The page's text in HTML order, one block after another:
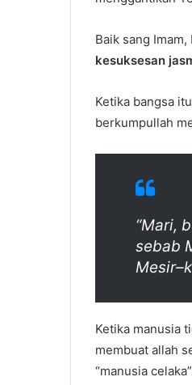
Baik sang
kesuksesan
Ketika bangsa
berkumpullah
“Mari,
sebab
Ketika manusia
membuat allah
“manusia